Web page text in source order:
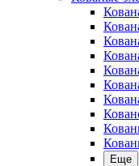
Еще